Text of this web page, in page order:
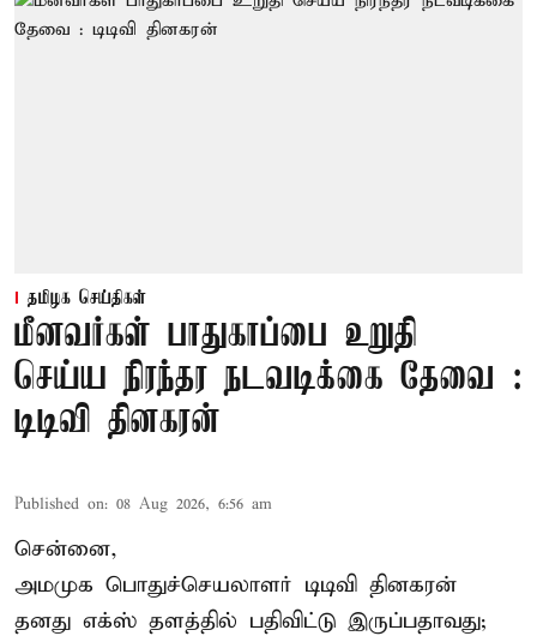
தமிழக செய்திகள்
மீனவர்கள் பாதுகாப்பை உறுதி
செய்ய நிரந்தர நடவடிக்கை தேவை :
டிடிவி தினகரன்
Published on: 08 Aug 2026, 6:56 am
சென்னை,
அமமுக பொதுச்செயலாளர் டிடிவி தினகரன்
தனது எக்ஸ் தளத்தில் பதிவிட்டு இருப்பதாவது;